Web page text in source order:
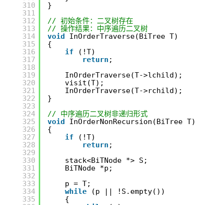
310
311
312
313
314
315
316
317
318
319
320
321
322
323
324
325
326
327
328
329
330
331
332
333
334
335
}
// 初始条件：二叉树存在
// 操作结果：中序遍历二叉树
void
InOrderTraverse(BiTree T)
{
if
(!T)
return ;
InOrderTraverse(T->lchild);
visit(T);
InOrderTraverse(T->rchild);
}
// 中序遍历二叉树非递归形式
void
InOrderNonRecursion(BiTree T)
{
if
(!T)
return ;
stack<BiTNode *> S;
BiTNode *p;
p = T;
while
(p || !S.empty())
{